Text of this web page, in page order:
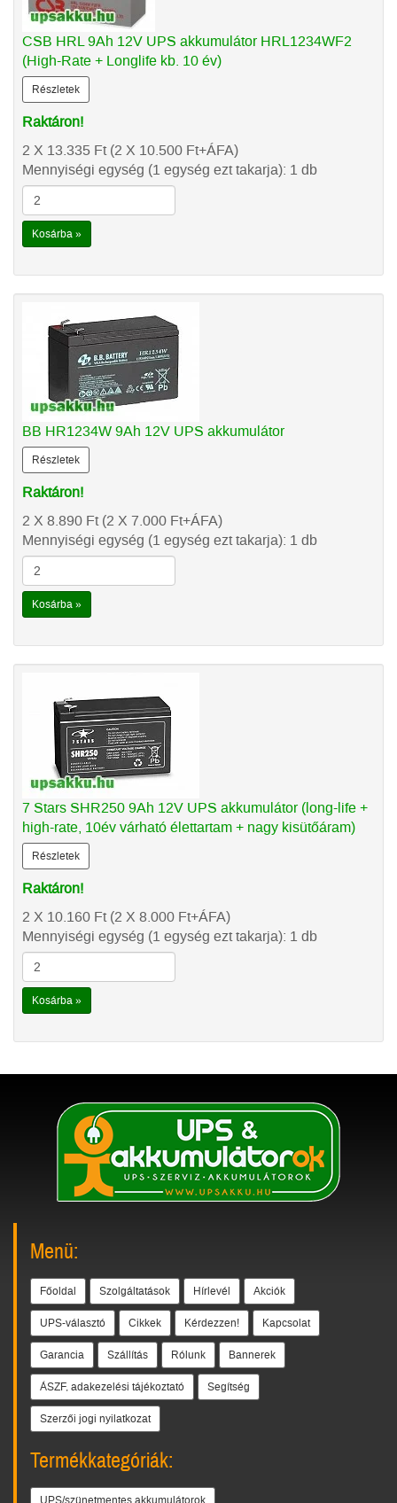
CSB HRL 9Ah 12V UPS akkumulátor HRL1234WF2
(High-Rate + Longlife kb. 10 év)
Részletek
Raktáron!
2 X 13.335 Ft(2 X 10.500 Ft+ÁFA)
Mennyiségi egység (1 egység ezt takarja): 1 db
Kosárba »
BB HR1234W 9Ah 12V UPS akkumulátor
Részletek
Raktáron!
2 X 8.890 Ft(2 X 7.000 Ft+ÁFA)
Mennyiségi egység (1 egység ezt takarja): 1 db
Kosárba »
7 Stars SHR250 9Ah 12V UPS akkumulátor (long-life +
high-rate, 10év várható élettartam + nagy kisütőáram)
Részletek
Raktáron!
2 X 10.160 Ft(2 X 8.000 Ft+ÁFA)
Mennyiségi egység (1 egység ezt takarja): 1 db
Kosárba »
Menü:
Főoldal Szolgáltatások Hírlevél Akciók
UPS-választó Cikkek Kérdezzen! Kapcsolat
Garancia Szállítás Rólunk Bannerek
ÁSZF, adakezelési tájékoztató Segítség
Szerzői jogi nyilatkozat
Termékkategóriák: